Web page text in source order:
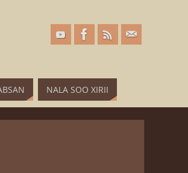
NALA SOO XIRII